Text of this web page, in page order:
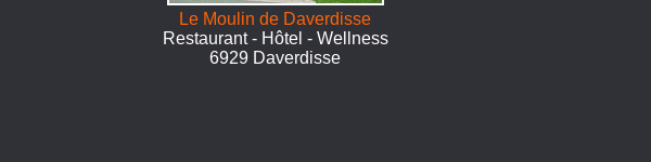
Le Moulin de Daverdisse
Restaurant - Hôtel - Wellness
6929 Daverdisse